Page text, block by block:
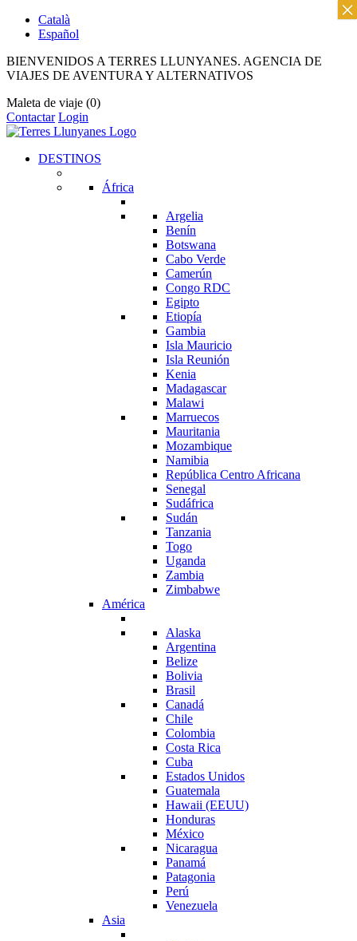
Català
Español
BIENVENIDOS A TERRES LLUNYANES. AGENCIA DE
VIAJES DE AVENTURA Y ALTERNATIVOS
Maleta de viaje (0)
Contactar Login
DESTINOS
África
Argelia
Benín
Botswana
Cabo Verde
Camerún
Congo RDC
Egipto
Etiopía
Gambia
Isla Mauricio
Isla Reunión
Kenia
Madagascar
Malawi
Marruecos
Mauritania
Mozambique
Namibia
República Centro Africana
Senegal
Sudáfrica
Sudán
Tanzania
Togo
Uganda
Zambia
Zimbabwe
América
Alaska
Argentina
Belize
Bolivia
Brasil
Canadá
Chile
Colombia
Costa Rica
Cuba
Estados Unidos
Guatemala
Hawaii (EEUU)
Honduras
México
Nicaragua
Panamá
Patagonia
Perú
Venezuela
Asia
×